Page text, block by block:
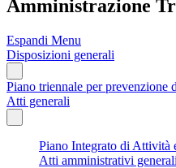
Amministrazione
Espandi Menu
Disposizioni generali
Piano triennale per prevenzione
Atti generali
Piano Integrato di Attività
Atti amministrativi generali